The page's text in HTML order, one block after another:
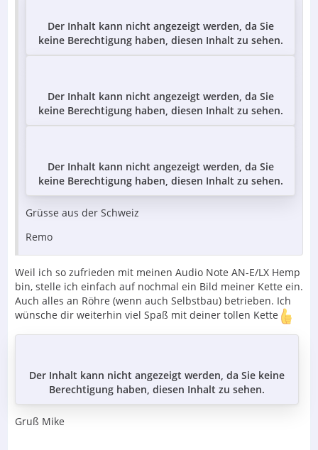
Der Inhalt kann nicht angezeigt werden, da Sie
keine Berechtigung haben, diesen Inhalt zu sehen.
Der Inhalt kann nicht angezeigt werden, da Sie
keine Berechtigung haben, diesen Inhalt zu sehen.
Der Inhalt kann nicht angezeigt werden, da Sie
keine Berechtigung haben, diesen Inhalt zu sehen.
Grüsse aus der Schweiz
Remo
Weil ich so zufrieden mit meinen Audio Note AN-E/LX Hemp
bin, stelle ich einfach auf nochmal ein Bild meiner Kette ein.
Auch alles an Röhre (wenn auch Selbstbau) betrieben. Ich
wünsche dir weiterhin viel Spaß mit deiner tollen Kette
Der Inhalt kann nicht angezeigt werden, da Sie keine
Berechtigung haben, diesen Inhalt zu sehen.
Gruß Mike